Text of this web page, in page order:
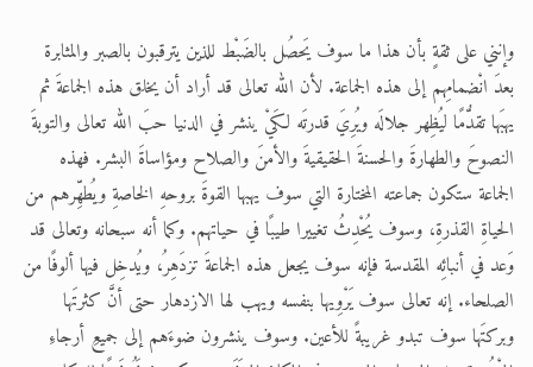
وإنني على ثقةٍ بأن هذا ما سوف يَحصُل بالضَبْط للذين يترقبون بالصبر والمثابرة
بعدَ انْضمامِهم إلى هذه الجماعة. لأن الله تعالى قد أراد أن يخلق هذه الجماعةَ ثم
يهبَها تقدُّمًا ليُظِهر جلالَه ويُرِيَ قدرتَه لكَيْ ينشر في الدنيا حبَ الله تعالى والتوبةَ
النصوحَ والطهارةَ والحسنةَ الحقيقيةَ والأمنَ والصلاح ومؤاساةَ البشر. فهذه
الجماعة ستكون جماعته المختارة التي سوف يهبها القوةَ بروحهِ الخاصةِ ويُطهِّرهم من
الحياةِ القذرةِ، وسوف يُحْدِثُ تغييرا طيبًا في حياتهم. وكما أنه سبحانه وتعالى قد
وَعد في أنبائِه المقدسة فإنه سوف يجعل هذه الجماعةَ تزدَهِرُ، ويُدخِل فيها ألوفًا من
الصلحاء. إنه تعالى سوف يَرْوِيها بنفسه ويهب لها الازدهار حتى أنَّ كثرتَها
وبركتَها سوف تبدو غريبةً للأعين. وسوف ينشرون ضوءَهم إلى جميعِ أرجاءِ